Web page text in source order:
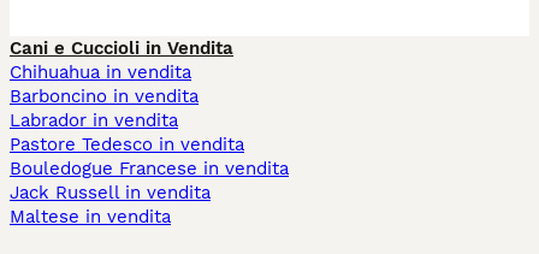
Cani e Cuccioli in Vendita
Chihuahua in vendita
Barboncino in vendita
Labrador in vendita
Pastore Tedesco in vendita
Bouledogue Francese in vendita
Jack Russell in vendita
Maltese in vendita